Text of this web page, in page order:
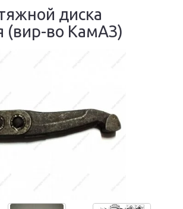
диска
(вир-во КамАЗ)